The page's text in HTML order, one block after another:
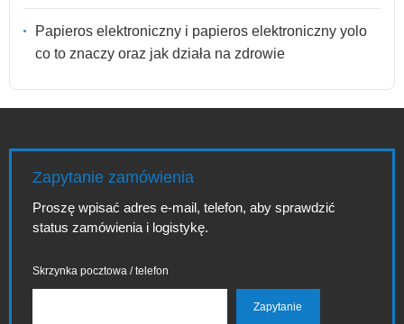
Papieros elektroniczny i papieros elektroniczny yolo
co to znaczy oraz jak działa na zdrowie
Zapytanie zamówienia
Proszę wpisać adres e-mail, telefon, aby sprawdzić
status zamówienia i logistykę.
Skrzynka pocztowa / telefon